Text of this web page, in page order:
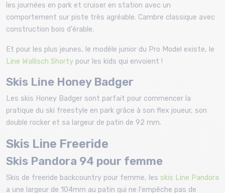
les journées en park et cruiser en station avec un
comportement sur piste très agréable. Cambre classique avec
construction bois d'érable.
Et pour les plus jeunes, le modèle junior du Pro Model existe, le
Line Wallisch Shorty pour les kids qui envoient !
Skis Line Honey Badger
Les skis Honey Badger sont parfait pour commencer la
pratique du ski freestyle en park grâce à son flex joueur, son
double rocker et sa largeur de patin de 92 mm.
Skis Line Freeride
Skis Pandora 94 pour femme
Skis de freeride backcountry pour femme, les skis Line Pandora
a une largeur de 104mm au patin qui ne l'empêche pas de